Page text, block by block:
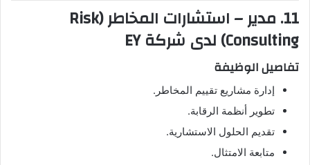
11. مدير – استشارات المخاطر (Risk
Consulting) لدى شركة EY
تفاصيل الوظيفة
إدارة مشاريع تقييم المخاطر.
تطوير أنظمة الرقابة.
تقديم الحلول الاستشارية.
متابعة الامتثال.